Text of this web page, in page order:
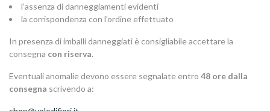
l’assenza di danneggiamenti evidenti
la corrispondenza con l’ordine effettuato
In presenza di imballi danneggiati è consigliabile accettare la
consegna con riserva.
Eventuali anomalie devono essere segnalate entro 48 ore dalla
consegna scrivendo a: